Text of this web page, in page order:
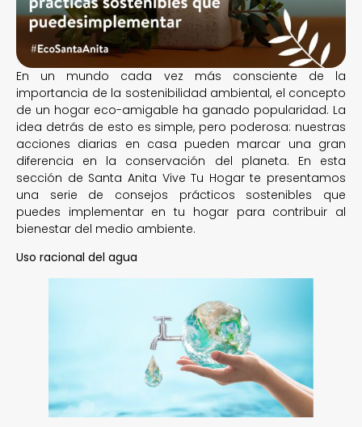
En un mundo cada vez más consciente de la
importancia de la sostenibilidad ambiental, el concepto
de un hogar eco-amigable ha ganado popularidad. La
idea detrás de esto es simple, pero poderosa: nuestras
acciones diarias en casa pueden marcar una gran
diferencia en la conservación del planeta. En esta
sección de Santa Anita Vive Tu Hogar te presentamos
una serie de consejos prácticos sostenibles que
puedes implementar en tu hogar para contribuir al
bienestar del medio ambiente.
Uso racional del agua